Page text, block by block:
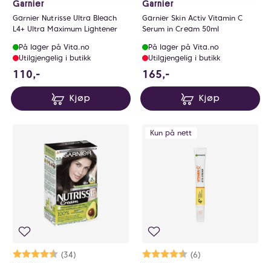
Garnier
Garnier Nutrisse Ultra Bleach
L4+ Ultra Maximum Lightener
På lager på Vita.no
Utilgjengelig i butikk
110,-
Kjøp
Garnier
Garnier Skin Activ Vitamin C
Serum in Cream 50ml
På lager på Vita.no
Utilgjengelig i butikk
165,-
Kjøp
Karakter:
(34)
4.7 av 5 mulige
Kun på nett
Karakter:
(6)
4.5 av 5 mulige